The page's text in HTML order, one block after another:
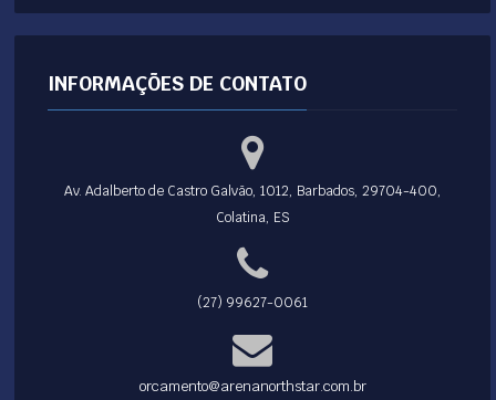
INFORMAÇÕES DE CONTATO
Av. Adalberto de Castro Galvão, 1012, Barbados, 29704-400,
Colatina, ES
(27) 99627-0061
orcamento@arenanorthstar.com.br